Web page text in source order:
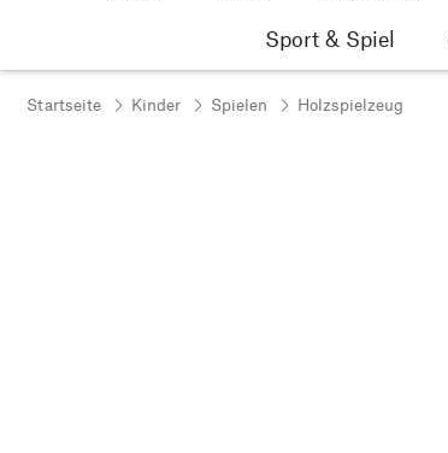
Sport & Spiel
Startseite Kinder Spielen Holzspielzeug